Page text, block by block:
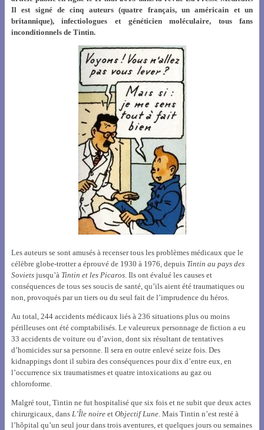
Il est signé de cinq auteurs (quatre français, un américain et un
britannique), infectiologues et généticien moléculaire, tous fans
inconditionnels de Tintin.
Les auteurs se sont amusés à recenser tous les problèmes médicaux que le
célèbre globe-trotter a éprouvé de 1930 à 1976, depuis Tintin au pays des
Soviets jusqu’à Tintin et les Picaros. Ils ont évalué les causes et
conséquences de tous ses soucis de santé, qu’ils aient été traumatiques ou
non, provoqués par un tiers ou du seul fait de l’imprudence du héros.
Au total, 244 accidents médicaux liés à 236 situations plus ou moins
périlleuses ont été comptabilisés. Le valeureux personnage de fiction a eu
33 accidents de voiture ou d’avion, dont six résultant de tentatives
d’homicides sur sa personne. Il sera en outre enlevé seize fois. Des
kidnappings dont il subira des conséquences pour dix d’entre eux, en
l’occurrence six traumatismes et quatre intoxications au gaz ou
chloroforme.
Malgré tout, Tintin ne fut hospitalisé que six fois et ne subit que deux actes
chirurgicaux, dans L’Île noireet Objectif Lune. Mais Tintin n’est resté à
l’hôpital qu’un seul jour dans trois aventures, et quelques jours ou semaines